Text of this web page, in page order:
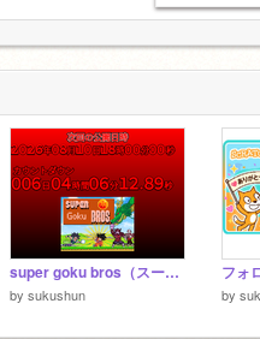
super goku bros（スーパー悟空ブラザーズ）公開までのカウントダウンがちで１年くらいかかった力作です
by sukushun by